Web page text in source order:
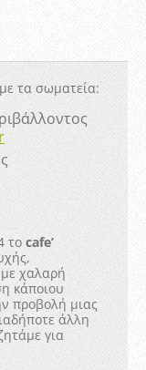
τα σωματεία:
το cafe’
χαλαρή
κάποιου
προβολή μιας
άλλη
για